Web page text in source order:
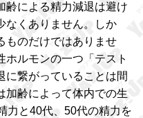
齢による精力減退は避け
なくありません。しか
ものだけではありませ
ホルモンの一つ「テスト
に繋がっていることは間
加齢によって体内での生
力と40代、50代の精力を